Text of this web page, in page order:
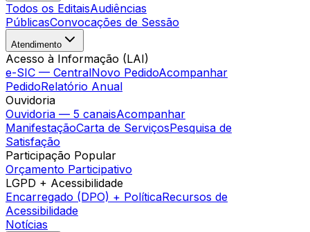
Todos os EditaisAudiências
PúblicasConvocações de Sessão
Atendimento
Acesso à Informação (LAI)
e-SIC — CentralNovo PedidoAcompanhar
PedidoRelatório Anual
Ouvidoria
Ouvidoria — 5 canaisAcompanhar
ManifestaçãoCarta de ServiçosPesquisa de
Satisfação
Participação Popular
Orçamento Participativo
LGPD + Acessibilidade
Encarregado (DPO) + PolíticaRecursos de
Acessibilidade
Notícias